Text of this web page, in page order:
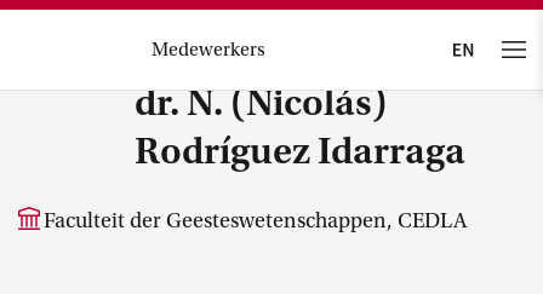
Medewerkers
dr. N. (Nicolás)
Rodríguez Idarraga
Faculteit der Geesteswetenschappen, CEDLA